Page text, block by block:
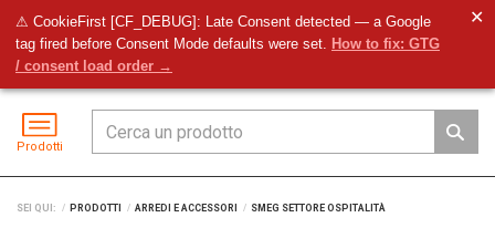
⚠ CookieFirst [CF_DEBUG]: Late Consent detected — a Google
tag fired before Consent Mode defaults were set. How to fix: GTG
/ consent load order →
✕
Prodotti
SEI QUI: PRODOTTI ARREDI E ACCESSORI SMEG SETTORE OSPITALITÀ